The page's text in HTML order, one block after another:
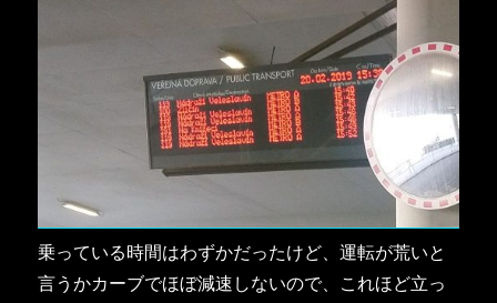
乗っている時間はわずかだったけど、運転が荒いと
言うかカーブでほぼ減速しないので、これほど立っ